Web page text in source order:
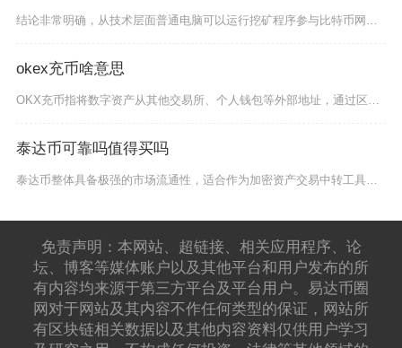
okex充币啥意思
泰达币可靠吗值得买吗
泰达币整体具备极强的市场流通性，适合作为加密资产交易中转工具，但并不适合单纯当作理财资产长
免责声明：本网站、超链接、相关应用程序、论
坛、博客等媒体账户以及其他平台和用户发布的所
有内容均来源于第三方平台及平台用户。易达币圈
网对于网站及其内容不作任何类型的保证，网站所
有区块链相关数据以及其他内容资料仅供用户学习